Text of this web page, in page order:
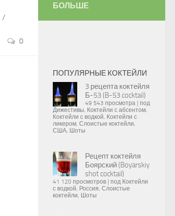
/
0
БОЛЬШЕ
ПОПУЛЯРНЫЕ КОКТЕЙЛИ
3 рецепта коктейля
Б-53 (B-53 cocktail)
49 543 просмотра
под
Дижестивы, Коктейли с абсентом,
Коктейли с водкой, Коктейли с
ликером, Слоистые коктейли,
США, Шоты
Рецепт коктейля
Боярский (Boyarskiy
shot cocktail)
41 120 просмотров под Коктейли
с водкой, Россия, Слоистые
коктейли, Шоты